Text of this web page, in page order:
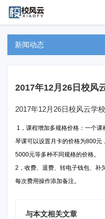
新闻动态
2017年12月26日校风
2017年12月26日校风云学
1，课程增加多规格价格：一个
琴课可以设置月卡的价格为800元
5000元等多种不同规格的价格。
2，收费、退费、转电子钱包、补
每次费用操作添加备注。
与本文相关文章